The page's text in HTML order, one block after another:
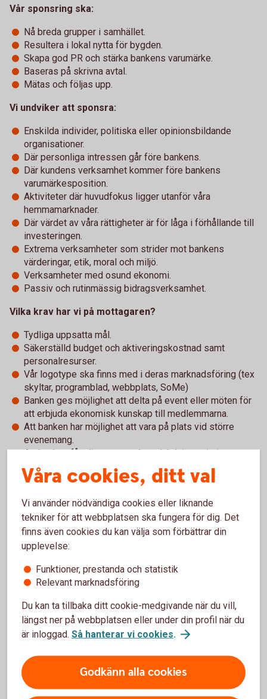
Vår sponsring ska:
Nå breda grupper i samhället.
Resultera i lokal nytta för bygden.
Skapa god PR och stärka bankens varumärke.
Baseras på skrivna avtal.
Mätas och följas upp.
Vi undviker att sponsra:
Enskilda individer, politiska eller opinionsbildande
organisationer.
Där personliga intressen går före bankens.
Där kundens verksamhet kommer före bankens
varumärkesposition.
Aktiviteter där huvudfokus ligger utanför våra
hemmamarknader.
Där värdet av våra rättigheter är för låga i förhållande till
investeringen.
Extrema verksamheter som strider mot bankens
värderingar, etik, moral och miljö.
Verksamheter med osund ekonomi.
Passiv och rutinmässig bidragsverksamhet.
Vilka krav har vi på mottagaren?
Tydliga uppsatta mål.
Säkerställd budget och aktiveringskostnad samt
personalresurser.
Vår logotype ska finns med i deras marknadsföring (tex
skyltar, programblad, webbplats, SoMe)
Banken ges möjlighet att delta på event eller möten för
att erbjuda ekonomisk kunskap till medlemmarna.
Att banken har möjlighet att vara på plats vid större
evenemang.
Att banken får nämna samarbete/aktiviteter i sin
marknadsföring.
Det ska finnas en motprestation som alltid minst ska
Gör din
ansök här!
Våra cookies, ditt val
Vi använder nödvändiga cookies eller liknande
tekniker för att webbplatsen ska fungera för dig. Det
finns även cookies du kan välja som förbättrar din
upplevelse:
Funktioner, prestanda och statistik
Relevant marknadsföring
Du kan ta tillbaka ditt cookie-medgivande när du vill,
längst ner på webbplatsen eller under din profil när du
är inloggad. Så hanterar vi cookies.
Godkänn alla cookies